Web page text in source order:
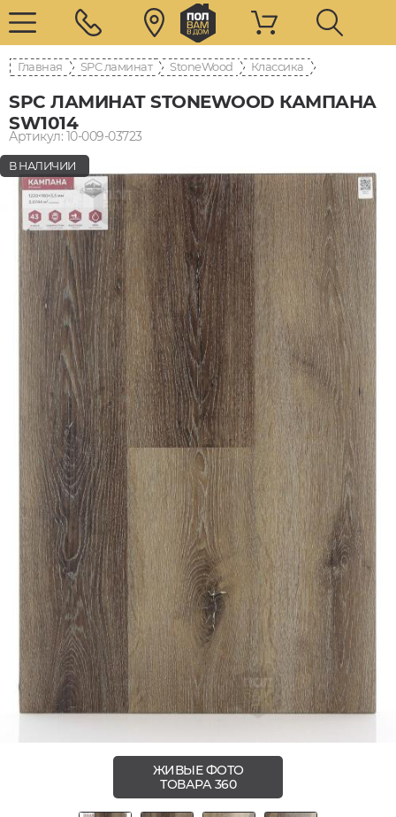
Главная SPC ламинат StoneWood Классика
SPC ЛАМИНАТ STONEWOOD КАМПАНА
SW1014
Артикул: 10-009-03723
В НАЛИЧИИ
ЖИВЫЕ ФОТО
ТОВАРА 360